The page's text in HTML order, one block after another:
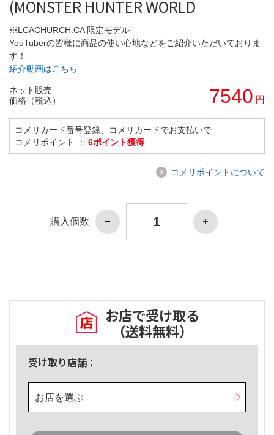
(MONSTER HUNTER WORLD
※LCACHURCH.CA 限定モデル
YouTuberの皆様に商品の使い心地などをご紹介いただいておりま
す！
紹介動画はこちら
ネット販売
価格（税込）
7540 円
コメリカード番号登録、コメリカードでお支払いで
コメリポイント ： 6ポイント獲得
コメリポイントについて
購入個数
お店で受け取る
（送料無料）
受け取り店舗：
お店を選ぶ